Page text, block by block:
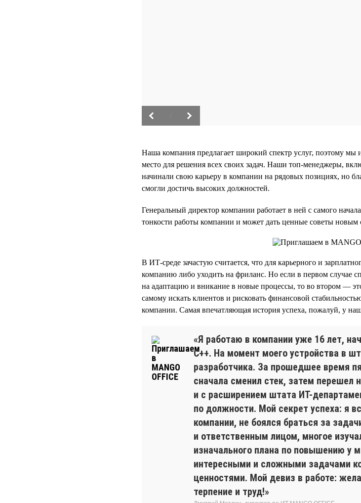
Наша компания предлагает широкий спектр услуг, поэтому мы
место для решения всех своих задач. Наши топ-менеджеры,
начинали свою карьеру в компании на рядовых позициях, но
смогли достичь высоких должностей.
Генеральный директор компании работает в ней с самого
тонкости работы компании и может дать ценные советы новым
В ИТ-среде зачастую считается, что для карьерного и
компанию либо уходить на фриланс. Но если в первом случае
на адаптацию и вникание в новые процессы, то во втором —
самому искать клиентов и рисковать финансовой
компании. Самая впечатляющая история успеха, пожалуй, у
«Я работаю в компании уже 16 лет,
С++. На момент моего устройства в
разработчика. За прошедшее время
сначала сменил стек, затем перешел
и с расширением штата ИТ-
по должности. Мой секрет успеха: я
компании, не боялся браться за
и ответственным лицом, многое
изначального плана по повышению у
интересными и сложными задачами
ценностями. Мой девиз в работе:
терпение и труд!»